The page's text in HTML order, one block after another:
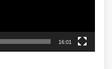
16:01